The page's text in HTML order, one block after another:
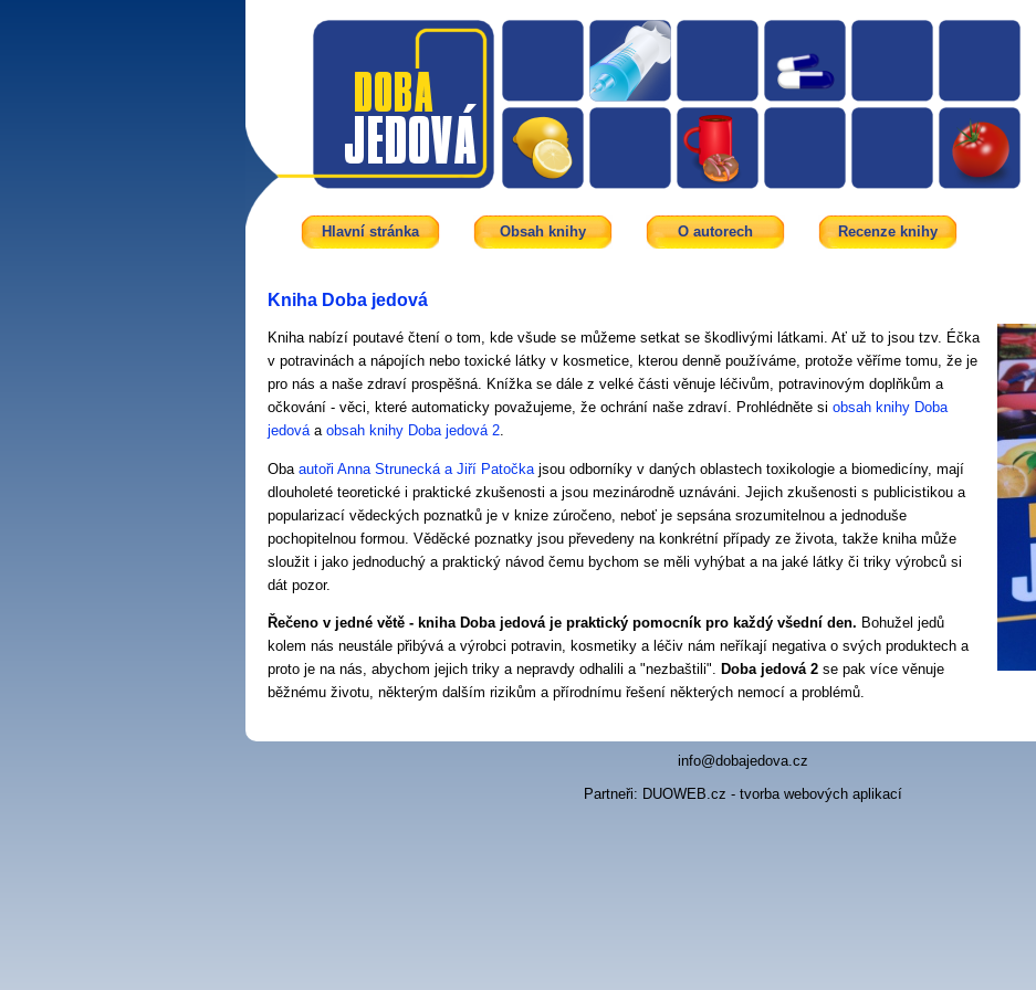
Hlavní stránka Obsah knihy O autorech Recenze knihy
Kniha Doba jedová
Kniha nabízí poutavé čtení o tom, kde všude se můžeme setkat se škodlivými látkami. Ať už to jsou tzv. Éčka
v potravinách a nápojích nebo toxické látky v kosmetice, kterou denně používáme, protože věříme tomu, že je
pro nás a naše zdraví prospěšná. Knížka se dále z velké části věnuje léčivům, potravinovým doplňkům a
očkování - věci, které automaticky považujeme, že ochrání naše zdraví. Prohlédněte si obsah knihy Doba
jedováa obsah knihy Doba jedová 2.
Oba autoři Anna Strunecká a Jiří Patočka jsou odborníky v daných oblastech toxikologie a biomedicíny, mají
dlouholeté teoretické i praktické zkušenosti a jsou mezinárodně uznáváni. Jejich zkušenosti s publicistikou a
popularizací vědeckých poznatků je v knize zúročeno, neboť je sepsána srozumitelnou a jednoduše
pochopitelnou formou. Věděcké poznatky jsou převedeny na konkrétní případy ze života, takže kniha může
sloužit i jako jednoduchý a praktický návod čemu bychom se měli vyhýbat a na jaké látky či triky výrobců si
dát pozor.
Řečeno v jedné větě - kniha Doba jedová je praktický pomocník pro každý všední den. Bohužel jedů
kolem nás neustále přibývá a výrobci potravin, kosmetiky a léčiv nám neříkají negativa o svých produktech a
proto je na nás, abychom jejich triky a nepravdy odhalili a "nezbaštili". Doba jedová 2 se pak více věnuje
běžnému životu, některým dalším rizikům a přírodnímu řešení některých nemocí a problémů.
info@dobajedova.cz
Partneři: DUOWEB.cz - tvorba webových aplikací